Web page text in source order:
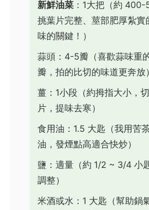
新鮮油菜 ：1大把（約 400-
挑葉片完整、莖部肥厚紮實
味的關鍵！）
蒜頭：4-5瓣（喜歡蒜味重
瓣，拍的比切的味道更奔放）
薑：1小段（約拇指大小，
片，提味去寒）
食用油：1.5 大匙（我用苦
油，發煙點高適合快炒）
鹽：適量（約 1/2 ~ 3/4 小
調整）
米酒或水：1 大匙（幫助鍋